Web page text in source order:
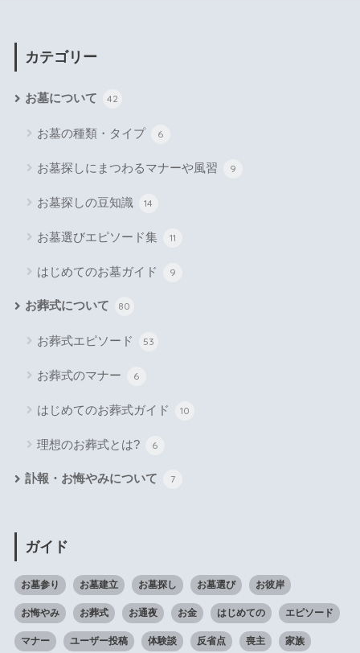
カテゴリー
お墓について 42
お墓の種類・タイプ 6
お墓探しにまつわるマナーや風習 9
お墓探しの豆知識 14
お墓選びエピソード集 11
はじめてのお墓ガイド 9
お葬式について 80
お葬式エピソード 53
お葬式のマナー 6
はじめてのお葬式ガイド 10
理想のお葬式とは? 6
訃報・お悔やみについて 7
ガイド
お墓参り お墓建立 お墓探し お墓選び お彼岸
お悔やみ お葬式 お通夜 お金 はじめての エピソード
マナー ユーザー投稿 体験談 反省点 喪主 家族